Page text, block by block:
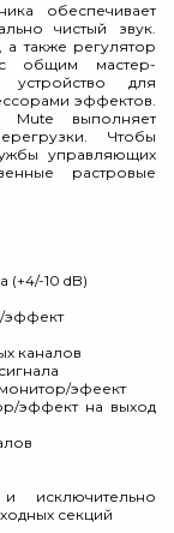
обеспечивает
чистый звук.
также регулятор
общим мастер-
устройство для
эффектов.
Mute выполняет
Чтобы
управляющих
растровые
(+4/-10 dB)
эффект
каналов
эфеект
эффект на выход
исключительно
секций